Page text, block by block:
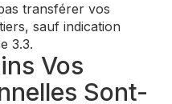
transférer vos
sauf indication
3.3.
Vos
Sont-